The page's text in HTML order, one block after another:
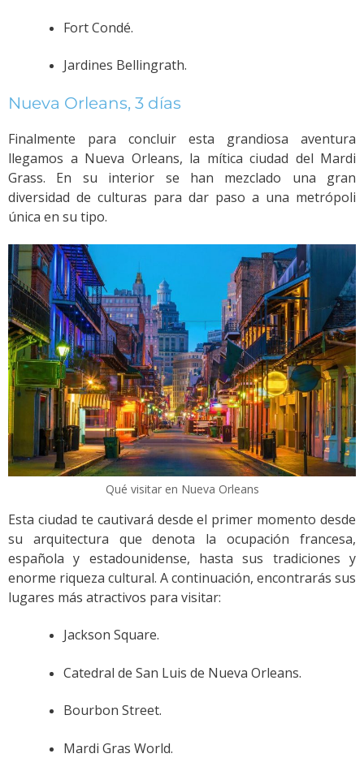
Fort Condé.
Jardines Bellingrath.
Nueva Orleans, 3 días
Finalmente para concluir esta grandiosa aventura
llegamos a Nueva Orleans, la mítica ciudad del Mardi
Grass. En su interior se han mezclado una gran
diversidad de culturas para dar paso a una metrópoli
única en su tipo.
Qué visitar en Nueva Orleans
Esta ciudad te cautivará desde el primer momento desde
su arquitectura que denota la ocupación francesa,
española y estadounidense, hasta sus tradiciones y
enorme riqueza cultural. A continuación, encontrarás sus
lugares más atractivos para visitar:
Jackson Square.
Catedral de San Luis de Nueva Orleans.
Bourbon Street.
Mardi Gras World.